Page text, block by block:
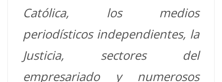
Católica, los medios
periodísticos independientes, la
Justicia, sectores del
empresariado y numerosos